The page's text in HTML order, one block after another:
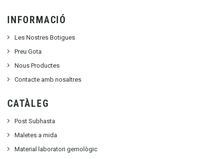
INFORMACIÓ
Les Nostres Botigues
Preu Gota
Nous Productes
Contacte amb nosaltres
CATÀLEG
Post Subhasta
Maletes a mida
Material laboratori gemològic